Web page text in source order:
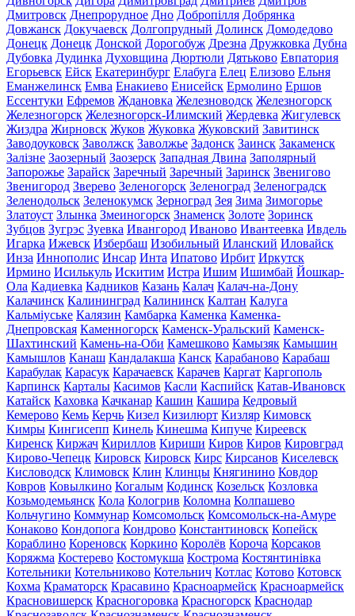
Дмитровск Днепрорудное Дно Добропілля Добрянка
Довжанск Докучаевск Долгопрудный Долинск Домодедово
Донецк Донецк Донской Дорогобуж Дрезна Дружковка Дубна
Дубовка Дудинка Духовщина Дюртюли Дятьково Евпатория
Егорьевск Ейск Екатеринбург Елабуга Елец Елизово Ельня
Еманжелинск Емва Енакиево Енисейск Ермолино Ершов
Ессентуки Ефремов Ждановка Железноводск Железногорск
Железногорск Железногорск-Илимский Жердевка Жигулевск
Жиздра Жирновск Жуков Жуковка Жуковский Завитинск
Заводоуковск Заволжск Заволжье Задонск Заинск Закаменск
Залізне Заозерный Заозерск Западная Двина Заполярный
Запорожье Зарайск Заречный Заречный Заринск Звенигово
Звенигород Зверево Зеленогорск Зеленоград Зеленоградск
Зеленодольск Зеленокумск Зерноград Зея Зима Зимогорье
Златоуст Злынка Змеиногорск Знаменск Золоте Зоринск
Зубцов Зугрэс Зуевка Ивангород Иваново Ивантеевка Ивдель
Игарка Ижевск Избербаш Изобильный Иланский Иловайск
Инза Иннополис Инсар Инта Ипатово Ирбит Иркутск
Ирмино Исилькуль Искитим Истра Ишим Ишимбай Йошкар-
Ола Кадиевка Кадников Казань Калач Калач-на-Дону
Калачинск Калининград Калининск Калтан Калуга
Кальміуське Калязин Камбарка Каменка Каменка-
Днепровская Каменногорск Каменск-Уральский Каменск-
Шахтинский Камень-на-Оби Камешково Камызяк Камышин
Камышлов Канаш Кандалакша Канск Карабаново Карабаш
Карабулак Карасук Карачаевск Карачев Каргат Каргополь
Карпинск Карталы Касимов Касли Каспийск Катав-Ивановск
Катайск Каховка Качканар Кашин Кашира Кедровый
Кемерово Кемь Керчь Кизел Кизилюрт Кизляр Кимовск
Кимры Кингисепп Кинель Кинешма Кипуче Киреевск
Киренск Киржач Кириллов Кириши Киров Киров Кировград
Кирово-Чепецк Кировск Кировск Кирс Кирсанов Киселевск
Кисловодск Климовск Клин Клинцы Княгинино Ковдор
Ковров Ковылкино Когалым Кодинск Козельск Козловка
Козьмодемьянск Кола Кологрив Коломна Колпашево
Кольчугино Коммунар Комсомольск Комсомольск-на-Амуре
Конаково Кондопога Кондрово Константиновск Копейск
Кораблино Кореновск Коркино Королёв Короча Корсаков
Коряжма Костерево Костомукша Кострома Костянтинівка
Котельники Котельниково Котельнич Котлас Котово Котовск
Кохма Краматорск Красавино Красноармейск Красноармейск
Красновишерск Красногоровка Красногорск Краснодар